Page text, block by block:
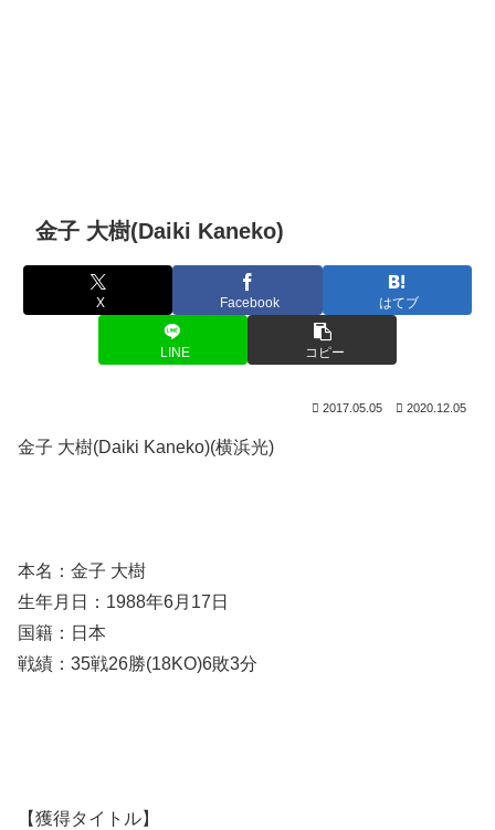
金子 大樹(Daiki Kaneko)
X Facebook はてブ
LINE コピー
2017.05.05 2020.12.05
金子 大樹(Daiki Kaneko)(横浜光)
本名：金子 大樹
生年月日：1988年6月17日
国籍：日本
戦績：35戦26勝(18KO)6敗3分
【獲得タイトル】